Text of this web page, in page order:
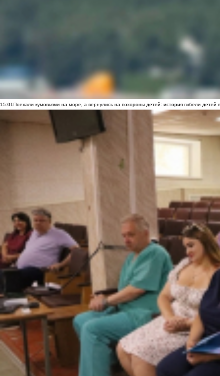
15:01Поехали кумовьями на море, а вернулись на похороны детей: история гибели детей